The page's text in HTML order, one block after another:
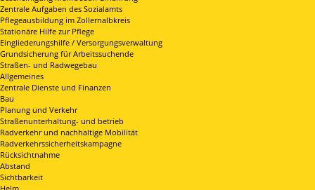
Zentrale Aufgaben des Sozialamts
Pflegeausbildung im Zollernalbkreis
Stationäre Hilfe zur Pflege
Eingliederungshilfe / Versorgungsverwaltung
Grundsicherung für Arbeitssuchende
Straßen- und Radwegebau
Allgemeines
Zentrale Dienste und Finanzen
Bau
Planung und Verkehr
Straßenunterhaltung- und betrieb
Radverkehr und nachhaltige Mobilität
Radverkehrssicherheitskampagne
Rücksichtnahme
Abstand
Sichtbarkeit